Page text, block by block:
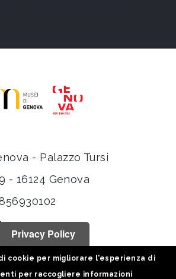
- Palazzo Tursi
- 16124 Genova
Privacy Policy
cookie per migliorare l'esperienza di
per raccogliere informazioni